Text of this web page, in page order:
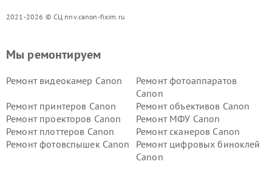
2021-2026 © СЦ nnv.canon-fixim.ru
Мы ремонтируем
Ремонт видеокамер Canon
Ремонт фотоаппаратов
Canon
Ремонт принтеров Canon
Ремонт объективов Canon
Ремонт проекторов Canon
Ремонт МФУ Canon
Ремонт плоттеров Canon
Ремонт сканеров Canon
Ремонт фотовспышек Canon
Ремонт цифровых биноклей
Canon